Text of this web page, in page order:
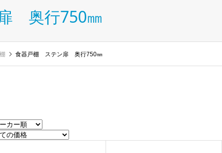
奥行750㎜
食器戸棚 ステン扉 奥行750㎜